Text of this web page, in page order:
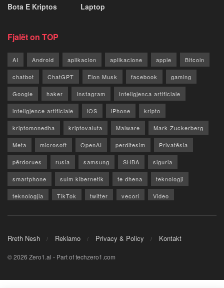
Bota E Kriptos
Laptop
Fjalët on TOP
AI Android aplikacion aplikacione apple Bitcoin
chatbot ChatGPT Elon Musk facebook gaming
Google haker Instagram Inteligjenca artificiale
inteligjence artificiale iOS iPhone kripto
kriptomonedha kriptovaluta Malware Mark Zuckerberg
Meta microsoft OpenAI perditesim Privatësia
përdorues rusia samsung SHBA siguria
smartphone sulm kibernetik te dhena teknologji
teknologjia TikTok twitter vecori Video
Rreth Nesh Reklamo Privacy & Policy Kontakt
© 2026 Zero1.al - Part of techzero1.com